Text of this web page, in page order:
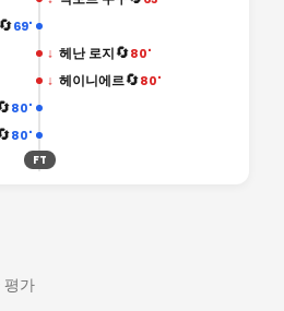
69'
🔄
↓ 헤난 로지🔄80'
↓ 헤이니에르🔄80'
80'
80'
FT
평가